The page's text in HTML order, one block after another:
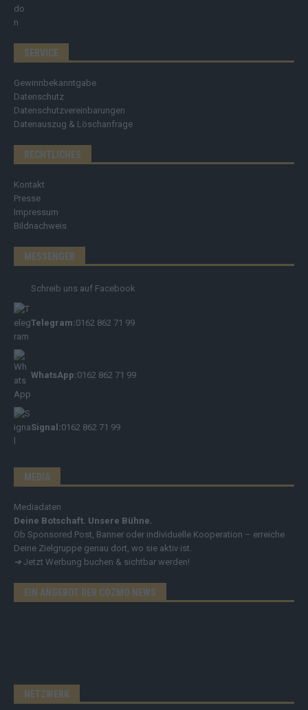
SERVICE
Gewinnbekanntgabe
Datenschutz
Datenschutzvereinbarungen
Datenauszug & Löschanfrage
RECHTLICHES
Kontakt
Presse
Impressum
Bildnachweis
MESSENGER
Schreib uns auf Facebook
Telegram:0162 862 71 99
WhatsApp:0162 862 71 99
Signal:0162 862 71 99
MEDIA
Mediadaten
Deine Botschaft. Unsere Bühne.
Ob Sponsored Post, Banner oder individuelle Kooperation – erreiche
Deine Zielgruppe genau dort, wo sie aktiv ist.
➔ Jetzt Werbung buchen & sichtbar werden!
EIN ANGEBOT DER COZMO NEWS
NETZWERK